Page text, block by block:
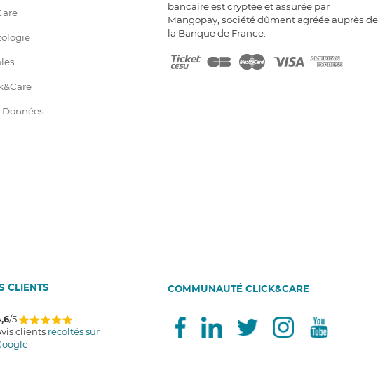
bancaire est cryptée et assurée par
Mangopay, société dûment agréée auprès de
la Banque de France.
CLIENTS
/5
clients récoltés sur
COMMUNAUTÉ CLICK&CARE